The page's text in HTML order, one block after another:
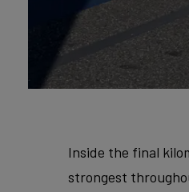
Inside the final
strongest